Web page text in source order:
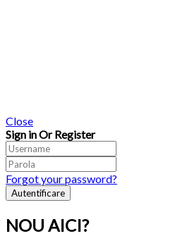
Close
Sign in Or Register
Forgot your password?
NOU AICI?